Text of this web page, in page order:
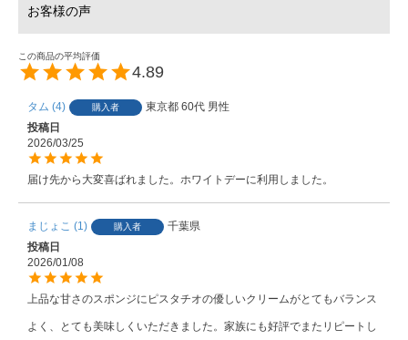
4.89
タム 4 購入者 東京都 60代 男性
投稿日
2026/03/25
届け先から大変喜ばれました。ホワイトデーに利用しました。
まじょこ 1 購入者
千葉県
投稿日
2026/01/08
上品な甘さのスポンジにピスタチオの優しいクリームがとてもバランス
よく、とても美味しくいただきました。家族にも好評でまたリピートし